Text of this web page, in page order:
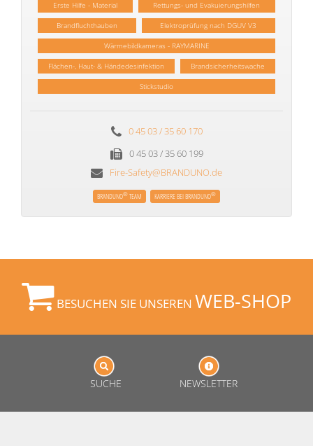
Erste Hilfe - Material Rettungs- und Evakuierungshilfen
Brandfluchthauben Elektroprüfung nach DGUV V3
Wärmebildkameras - RAYMARINE
Flächen-, Haut- & Händedesinfektion Brandsicherheitswache
Stickstudio
0 45 03 / 35 60 170
0 45 03 / 35 60 199
Fire-Safety@BRANDUNO.de
BRANDUNO® TEAM KARRIERE BEI BRANDUNO®
BESUCHEN SIE UNSEREN WEB-SHOP
SUCHE NEWSLETTER